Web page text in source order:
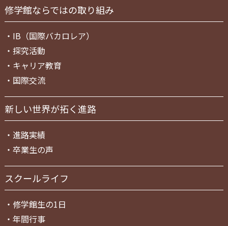
修学館ならではの取り組み
・ IB（国際バカロレア）
・ 探究活動
・ キャリア教育
・ 国際交流
新しい世界が拓く進路
・ 進路実績
・ 卒業生の声
スクールライフ
・ 修学館生の1日
・ 年間行事